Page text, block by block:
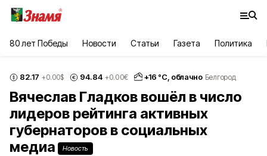
80 лет Победы Новости Статьи Газета Политика
82.17 +0.00$ 94.84 +0.00€ +16 °С, облачно Белгород
Вячеслав Гладков вошёл в число
лидеров рейтинга активных
губернаторов в социальных
медиа
Новость